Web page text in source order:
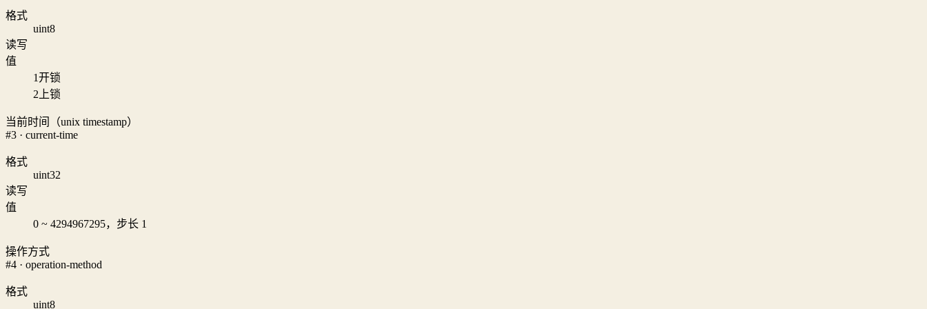
格式
uint8
读写
值
1开锁
2 上锁
当前时间（unix timestamp）
#3 · current-time
格式
uint32
读写
值
0 ~ 4294967295，步长 1
操作方式
#4 · operation-method
格式
uint8